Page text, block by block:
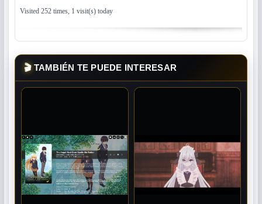
Visited 252 times, 1 visit(s) today
🎬TAMBIÉN TE PUEDE INTERESAR